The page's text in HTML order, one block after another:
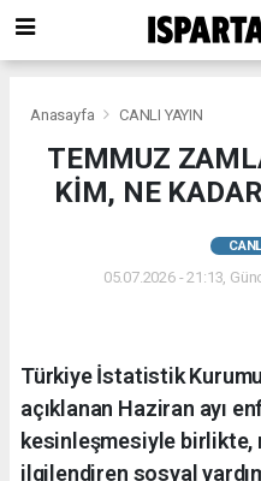
Anasayfa CANLI YAYIN
TEMMUZ
KİM, NE
05.07.2026 - 21:13,
Türkiye İstatistik
açıklanan Haziran ayı
kesinleşmesiyle birlikte,
ilgilendiren sosyal